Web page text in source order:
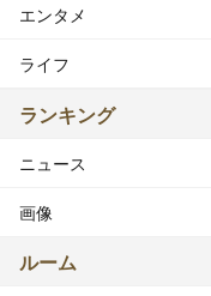
トテチータ・チキチ
ピクチャーズ） - 大越
ィルム）- イサム 役
ムズ）- 仁科孝祐 役
日曜日、すずは口笛
作品）
エンタメ
ライフ
ランキング
ニュース
画像
ルーム